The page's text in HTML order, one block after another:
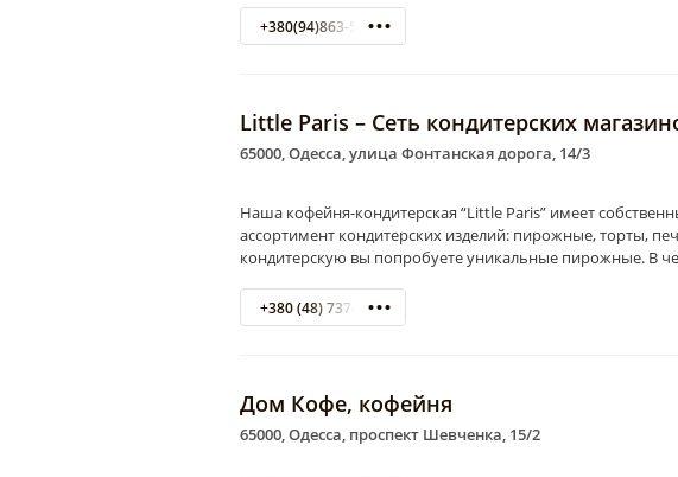
+380(94)863-57-37
Little Paris – Сеть кондитерских
65000, Одесса, улица Фонтанская дорога, 14/3
Наша кофейня-кондитерская “Little Paris” имеет
ассортимент кондитерских изделий: пирожные, торты,
кондитерскую вы попробуете уникальные пирожные. В
+380 (48) 737-74-27
Дом Кофе, кофейня
65000, Одесса, проспект Шевченка, 15/2